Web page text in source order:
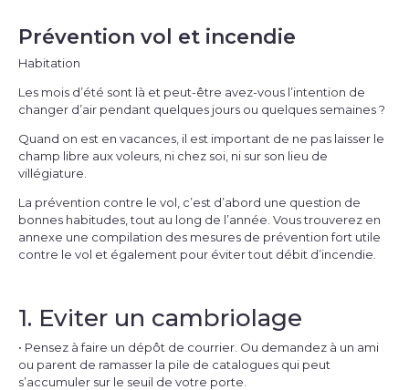
Prévention vol et incendie
Habitation
Les mois d’été sont là et peut-être avez-vous l’intention de
changer d’air pendant quelques jours ou quelques semaines ?
Quand on est en vacances, il est important de ne pas laisser le
champ libre aux voleurs, ni chez soi, ni sur son lieu de
villégiature.
La prévention contre le vol, c’est d’abord une question de
bonnes habitudes, tout au long de l’année. Vous trouverez en
annexe une compilation des mesures de prévention fort utile
contre le vol et également pour éviter tout débit d’incendie.
1. Eviter un cambriolage
• Pensez à faire un dépôt de courrier. Ou demandez à un ami
ou parent de ramasser la pile de catalogues qui peut
s’accumuler sur le seuil de votre porte.